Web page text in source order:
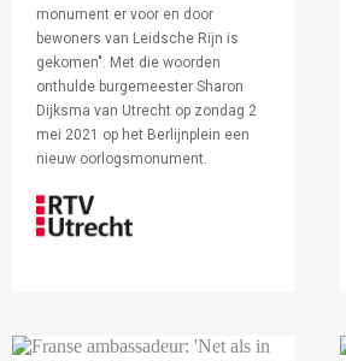
monument er voor en door
bewoners van Leidsche Rijn is
gekomen". Met die woorden
onthulde burgemeester Sharon
Dijksma van Utrecht op zondag 2
mei 2021 op het Berlijnplein een
nieuw oorlogsmonument.